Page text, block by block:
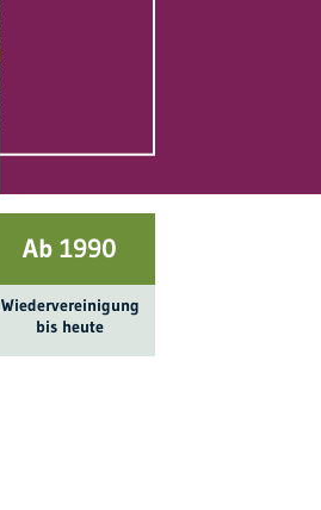
Ab 1990
Wieder­ver­einigung
bis heute